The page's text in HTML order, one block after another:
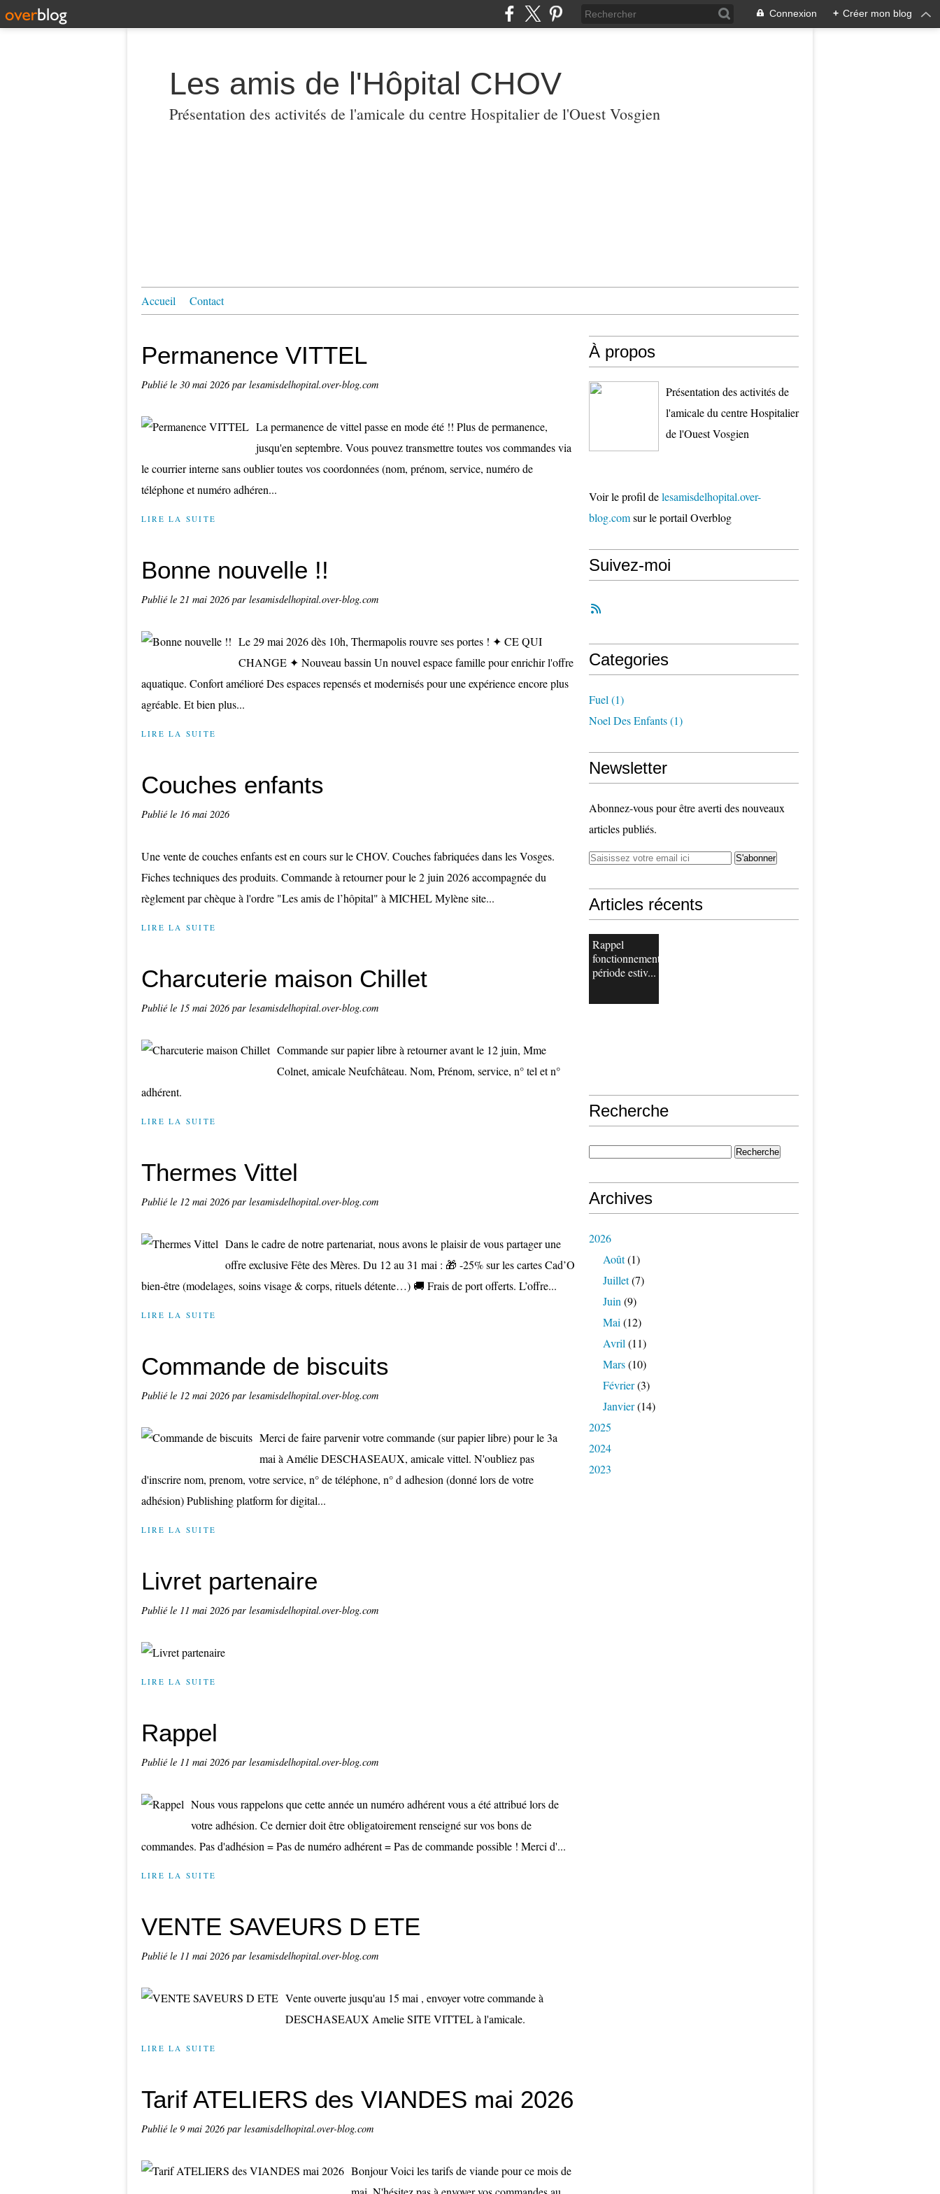
Connexion + Créer mon blog
Les amis de l'Hôpital CHOV
Présentation des activités de l'amicale du centre Hospitalier de l'Ouest Vosgien
Accueil Contact
Permanence VITTEL
Publié le 30 mai 2026par lesamisdelhopital.over-blog.com
La permanence de vittel passe en mode été !! Plus de permanence,
jusqu'en septembre. Vous pouvez transmettre toutes vos commandes via
le courrier interne sans oublier toutes vos coordonnées (nom, prénom, service, numéro de
téléphone et numéro adhéren...
LIRE LA SUITE
Bonne nouvelle !!
Publié le 21 mai 2026par lesamisdelhopital.over-blog.com
Le 29 mai 2026 dès 10h, Thermapolis rouvre ses portes ! ✦ CE QUI
CHANGE ✦ Nouveau bassin Un nouvel espace famille pour enrichir l'offre
aquatique. Confort amélioré Des espaces repensés et modernisés pour une expérience encore plus
agréable. Et bien plus...
LIRE LA SUITE
Couches enfants
Publié le 16 mai 2026
Une vente de couches enfants est en cours sur le CHOV. Couches fabriquées dans les Vosges.
Fiches techniques des produits. Commande à retourner pour le 2 juin 2026 accompagnée du
règlement par chèque à l'ordre "Les amis de l’hôpital" à MICHEL Mylène site...
LIRE LA SUITE
Charcuterie maison Chillet
Publié le 15 mai 2026par lesamisdelhopital.over-blog.com
Commande sur papier libre à retourner avant le 12 juin, Mme
Colnet, amicale Neufchâteau. Nom, Prénom, service, n° tel et n°
adhérent.
LIRE LA SUITE
Thermes Vittel
Publié le 12 mai 2026par lesamisdelhopital.over-blog.com
Dans le cadre de notre partenariat, nous avons le plaisir de vous partager une
offre exclusive Fête des Mères. Du 12 au 31 mai : 🎁 -25% sur les cartes Cad’O
bien-être (modelages, soins visage & corps, rituels détente…) 🚚 Frais de port offerts. L’offre...
LIRE LA SUITE
Commande de biscuits
Publié le 12 mai 2026par lesamisdelhopital.over-blog.com
Merci de faire parvenir votre commande (sur papier libre) pour le 3a
mai à Amélie DESCHASEAUX, amicale vittel. N'oubliez pas
d'inscrire nom, prenom, votre service, n° de téléphone, n° d adhesion (donné lors de votre
adhésion) Publishing platform for digital...
LIRE LA SUITE
Livret partenaire
Publié le 11 mai 2026par lesamisdelhopital.over-blog.com
LIRE LA SUITE
Rappel
Publié le 11 mai 2026par lesamisdelhopital.over-blog.com
Nous vous rappelons que cette année un numéro adhérent vous a été attribué lors de
votre adhésion. Ce dernier doit être obligatoirement renseigné sur vos bons de
commandes. Pas d'adhésion = Pas de numéro adhérent = Pas de commande possible ! Merci d'...
LIRE LA SUITE
VENTE SAVEURS D ETE
Publié le 11 mai 2026par lesamisdelhopital.over-blog.com
Vente ouverte jusqu'au 15 mai , envoyer votre commande à
DESCHASEAUX Amelie SITE VITTEL à l'amicale.
LIRE LA SUITE
Tarif ATELIERS des VIANDES mai 2026
Publié le 9 mai 2026par lesamisdelhopital.over-blog.com
Bonjour Voici les tarifs de viande pour ce mois de
À propos
Présentation des activités de
l'amicale du centre Hospitalier
de l'Ouest Vosgien
Voir le profil delesamisdelhopital.over-
blog.comsur le portail Overblog
Suivez-moi
Categories
Fuel (1)
Noel Des Enfants(1)
Newsletter
Abonnez-vous pour être averti des nouveaux
articles publiés.
Articles récents
Rappel
fonctionnement
période estiv...
Recherche
Archives
2026
Août(1)
Juillet(7)
Juin (9)
Mai (12)
Avril (11)
Mars(10)
Février(3)
Janvier(14)
2025
2024
2023